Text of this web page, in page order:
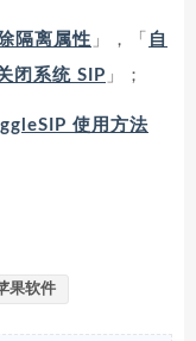
隔离属性 」，「 自
闭系统 SIP 」；
使用方法
果软件